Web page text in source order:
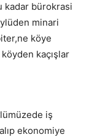
kadar bürokrasi
minari
köye
kaçışlar
iş
ekonomiye